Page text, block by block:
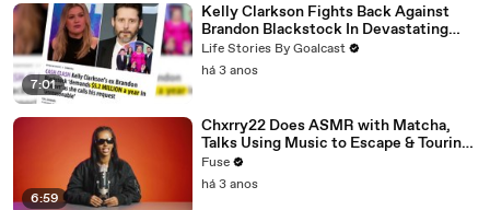
7:01
Kelly Clarkson Fights Back Against
Brandon Blackstock In Devastating
Divorce Battle
Life Stories By Goalcast
há 3 anos
6:59
Chxrry22 Does ASMR with Matcha,
Talks Using Music to Escape & Touring
with The Weeknd
Fuse
há 3 anos